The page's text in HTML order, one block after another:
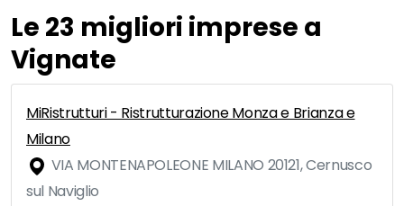
Le 23 migliori imprese a
Vignate
MiRistrutturi - Ristrutturazione Monza e Brianza e
Milano
VIA MONTENAPOLEONE MILANO 20121, Cernusco
sul Naviglio